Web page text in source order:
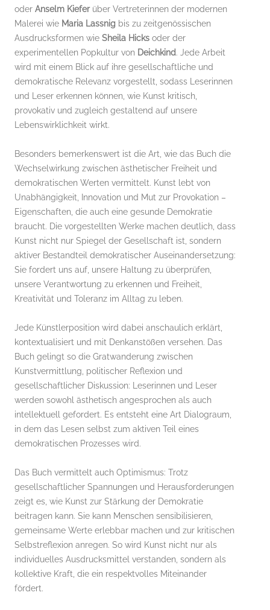
oder Anselm Kieferüber Vertreterinnen der modernen
Malerei wie Maria Lassnig bis zu zeitgenössischen
Ausdrucksformen wie Sheila Hicks oder der
experimentellen Popkultur von Deichkind. Jede Arbeit
wird mit einem Blick auf ihre gesellschaftliche und
demokratische Relevanz vorgestellt, sodass Leserinnen
und Leser erkennen können, wie Kunst kritisch,
provokativ und zugleich gestaltend auf unsere
Lebenswirklichkeit wirkt.
Besonders bemerkenswert ist die Art, wie das Buch die
Wechselwirkung zwischen ästhetischer Freiheit und
demokratischen Werten vermittelt. Kunst lebt von
Unabhängigkeit, Innovation und Mut zur Provokation –
Eigenschaften, die auch eine gesunde Demokratie
braucht. Die vorgestellten Werke machen deutlich, dass
Kunst nicht nur Spiegel der Gesellschaft ist, sondern
aktiver Bestandteil demokratischer Auseinandersetzung:
Sie fordert uns auf, unsere Haltung zu überprüfen,
unsere Verantwortung zu erkennen und Freiheit,
Kreativität und Toleranz im Alltag zu leben.
Jede Künstlerposition wird dabei anschaulich erklärt,
kontextualisiert und mit Denkanstößen versehen. Das
Buch gelingt so die Gratwanderung zwischen
Kunstvermittlung, politischer Reflexion und
gesellschaftlicher Diskussion: Leserinnen und Leser
werden sowohl ästhetisch angesprochen als auch
intellektuell gefordert. Es entsteht eine Art Dialograum,
in dem das Lesen selbst zum aktiven Teil eines
demokratischen Prozesses wird.
Das Buch vermittelt auch Optimismus: Trotz
gesellschaftlicher Spannungen und Herausforderungen
zeigt es, wie Kunst zur Stärkung der Demokratie
beitragen kann. Sie kann Menschen sensibilisieren,
gemeinsame Werte erlebbar machen und zur kritischen
Selbstreflexion anregen. So wird Kunst nicht nur als
individuelles Ausdrucksmittel verstanden, sondern als
kollektive Kraft, die ein respektvolles Miteinander
fördert.